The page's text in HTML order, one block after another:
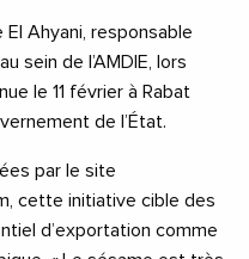
El Ahyani, responsable
sein de l’AMDIE, lors
le 11 février à Rabat
de l’État.
par le site
cette initiative cible des
d’exportation comme